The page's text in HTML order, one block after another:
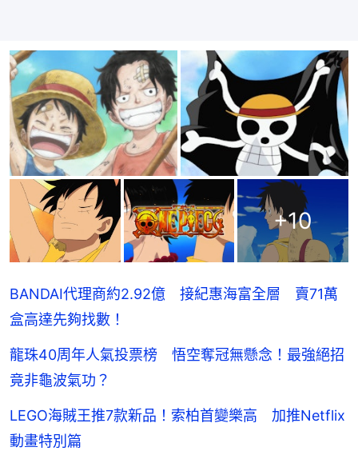
+10
BANDAI代理商約2.92億 接紀惠海富全層 賣71萬
盒高達先夠找數！
龍珠40周年人氣投票榜 悟空奪冠無懸念！最強絕招
竟非龜波氣功？
LEGO海賊王推7款新品！索柏首變樂高 加推Netflix
動畫特別篇